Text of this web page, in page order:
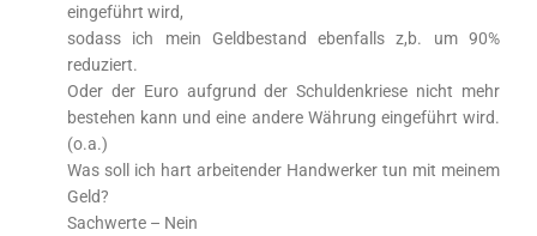
eingeführt wird,
sodass ich mein Geldbestand ebenfalls z,b. um 90%
reduziert.
Oder der Euro aufgrund der Schuldenkriese nicht mehr
bestehen kann und eine andere Währung eingeführt wird.
(o.a.)
Was soll ich hart arbeitender Handwerker tun mit meinem
Geld?
Sachwerte – Nein